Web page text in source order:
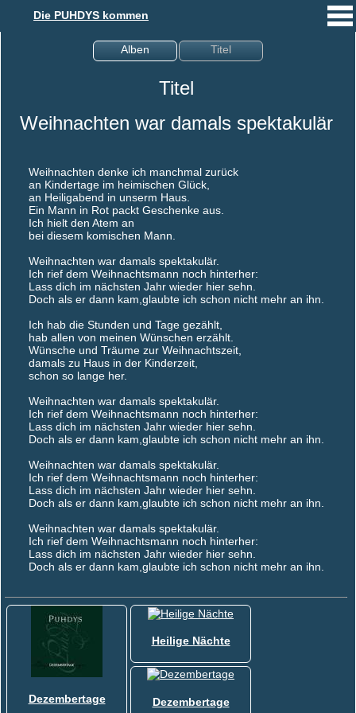
Die PUHDYS kommen
Alben Titel
Titel
Weihnachten war damals spektakulär
Weihnachten denke ich manchmal zurück
an Kindertage im heimischen Glück,
an Heiligabend in unserm Haus.
Ein Mann in Rot packt Geschenke aus.
Ich hielt den Atem an
bei diesem komischen Mann.
Weihnachten war damals spektakulär.
Ich rief dem Weihnachtsmann noch hinterher:
Lass dich im nächsten Jahr wieder hier sehn.
Doch als er dann kam,glaubte ich schon nicht mehr an ihn.
Ich hab die Stunden und Tage gezählt,
hab allen von meinen Wünschen erzählt.
Wünsche und Träume zur Weihnachtszeit,
damals zu Haus in der Kinderzeit,
schon so lange her.
Weihnachten war damals spektakulär.
Ich rief dem Weihnachtsmann noch hinterher:
Lass dich im nächsten Jahr wieder hier sehn.
Doch als er dann kam,glaubte ich schon nicht mehr an ihn.
Weihnachten war damals spektakulär.
Ich rief dem Weihnachtsmann noch hinterher:
Lass dich im nächsten Jahr wieder hier sehn.
Doch als er dann kam,glaubte ich schon nicht mehr an ihn.
Weihnachten war damals spektakulär.
Ich rief dem Weihnachtsmann noch hinterher:
Lass dich im nächsten Jahr wieder hier sehn.
Doch als er dann kam,glaubte ich schon nicht mehr an ihn.
Dezembertage
Heilige Nächte
Dezembertage